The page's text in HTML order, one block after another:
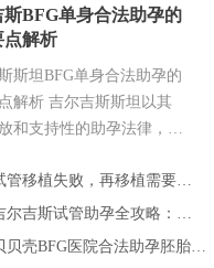
斯BFG单身合法助孕的
点解析
斯坦BFG单身合法助孕的
解析 吉尔吉斯斯坦以其
和支持性的助孕法律，成
别是对于希望通过助孕实现
梦想的单身人士，吉尔吉
法律框架值得深入探讨。
移植失败，再移植需要注意哪些？
吉斯试管助孕全攻略：为什么越来越多的中国家庭选择比什凯克？
贝壳BFG医院合法助孕胚胎移植流程详解